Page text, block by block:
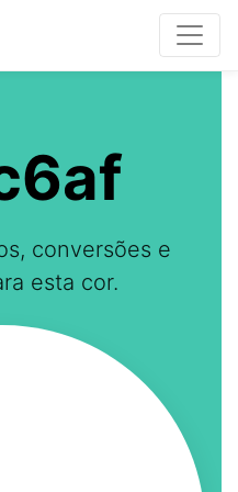
conversões e
esta cor.